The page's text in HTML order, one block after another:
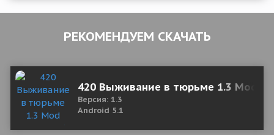
РЕКОМЕНДУЕМ СКАЧАТЬ
420 Выживание в тюрьме 1.3 Mod
Версия: 1.3
Android 5.1